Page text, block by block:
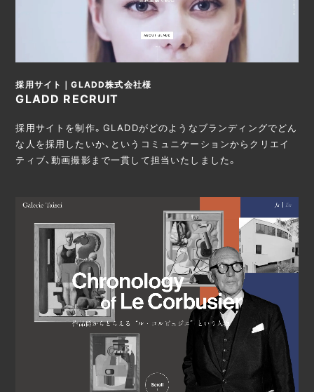
採用サイト｜GLADD株式会社様
GLADD RECRUIT
採用サイトを制作。GLADDがどのようなブランディングでどん
な人を採用したいか、というコミュニケーションからクリエイ
ティブ、動画撮影まで一貫して担当いたしました。